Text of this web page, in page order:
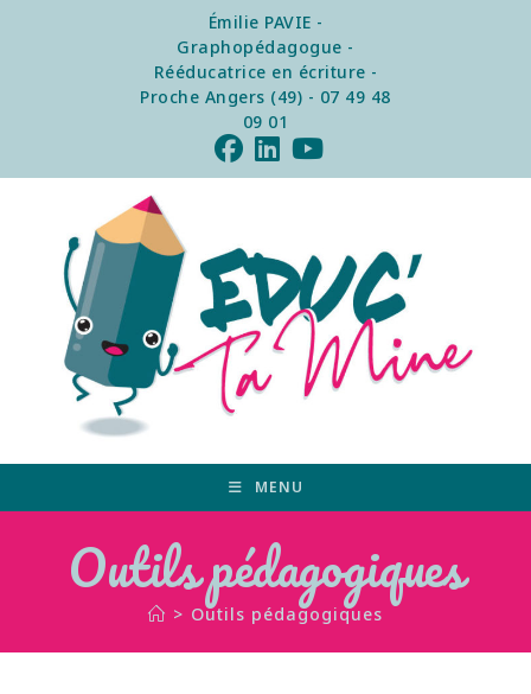
Émilie PAVIE -
Graphopédagogue -
Rééducatrice en écriture -
Proche Angers (49) - 07 49 48
09 01
MENU
Outils pédagogiques
> Outils pédagogiques